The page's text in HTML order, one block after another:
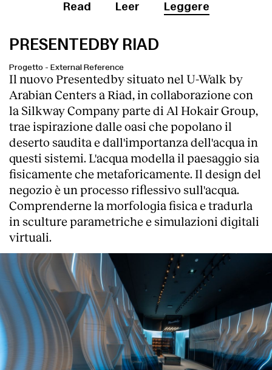
Read Leer Leggere
PRESENTEDBY RIAD
Progetto - External Reference
Il nuovo Presentedby situato nel U-Walk by
Arabian Centers a Riad, in collaborazione con
la Silkway Company parte di Al Hokair Group,
trae ispirazione dalle oasi che popolano il
deserto saudita e dall'importanza dell'acqua in
questi sistemi. L'acqua modella il paesaggio sia
fisicamente che metaforicamente. Il design del
negozio è un processo riflessivo sull'acqua.
Comprenderne la morfologia fisica e tradurla
in sculture parametriche e simulazioni digitali
virtuali.